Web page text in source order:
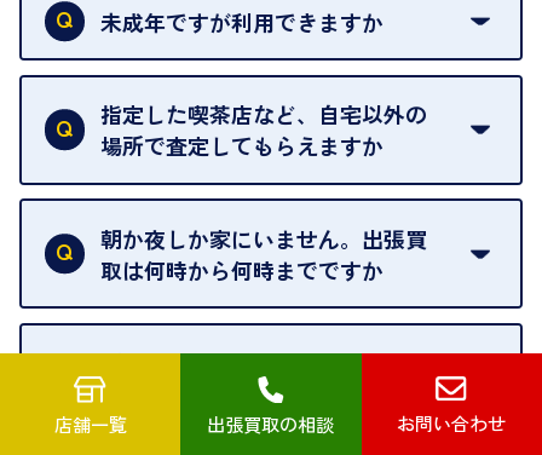
類はこちらをご確認ください。
未成年ですが利用できますか
18歳未満の方は、保護者の同意があってもご利用い
ただけません。
指定した喫茶店など、自宅以外の
場所で査定してもらえますか
ご自宅以外での査定はお引き受けできません。ご指
定のお店や、ほかのお客様への迷惑となることが考
えられるためです。
朝か夜しか家にいません。出張買
取は何時から何時までですか
ご訪問可能時間は、10時から19時です。
ただし、お品物の種類や量によっては対応させてい
ただくことがあります。
お気軽にお問合せください。
1点でも出張買取に来てくれるので
すか
店舗一覧 出張買取の相談 お問い合わせ